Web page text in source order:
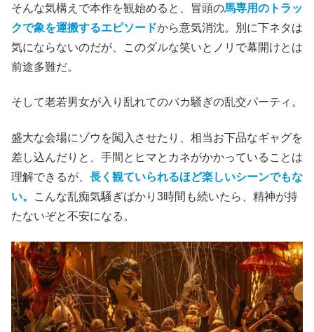
そんな気構えで本作を観始めると、冒頭の馬専用のトラッ
クで象を運搬するエピソードから意気消沈。別に下ネタは
気にならないのだが、このダルな笑いとノリで幕開けとは
前途多難だ。
そして老若男女が入り乱れてのバカ騒ぎの乱交パーティ。
盛大な会場にゾウを闖入させたり、相当お下品なギャグを
差し込んだりと、手間とヒマとカネがかかっていることは
理解できるが、 長く観ていられるほど楽しいシーンでもな
い。
こんな乱痴気騒ぎばかり3時間も続いたら、精神が持
たないぞと不安になる。